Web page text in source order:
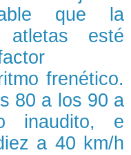
que la
esté
frenético.
80 a los 90 a
inaudito, e
a 40 km/h